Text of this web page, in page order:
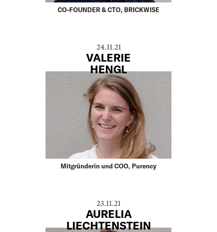
CO-FOUNDER & CTO, BRICKWISE
24.11.21
VALERIE
HENGL
Mitgründerin und COO, Purency
23.11.21
AURELIA
LIECHTENSTEIN